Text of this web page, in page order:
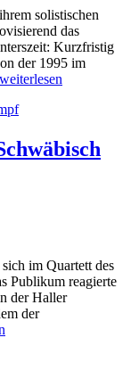
solistischen
das
Kurzfristig
der 1995 im
weiterlesen
im Quartett des
Publikum reagierte
der Haller
der